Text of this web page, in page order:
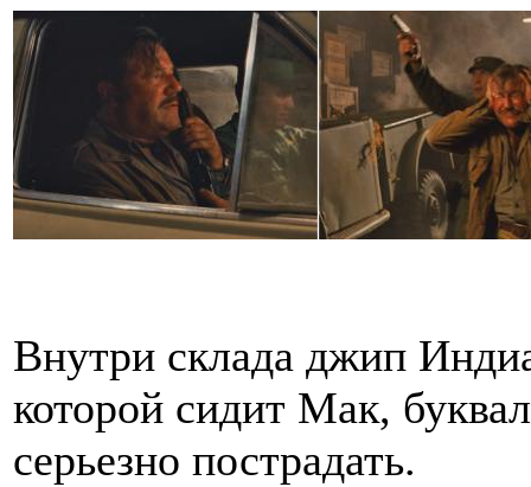
Внутри склада джип
которой сидит Мак,
серьезно пострадать.